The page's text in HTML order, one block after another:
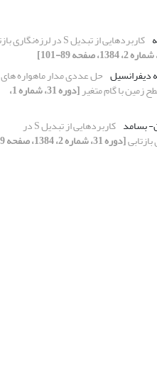
کاربردهایی از تبدیل S در لرزه‌نگاری بازتابی
دیفرانسیل حل عددی مدار ماهواره های
زمین با گام متغیر [دوره 31، شماره 1،
بسامد
کاربردهایی از تبدیل S در